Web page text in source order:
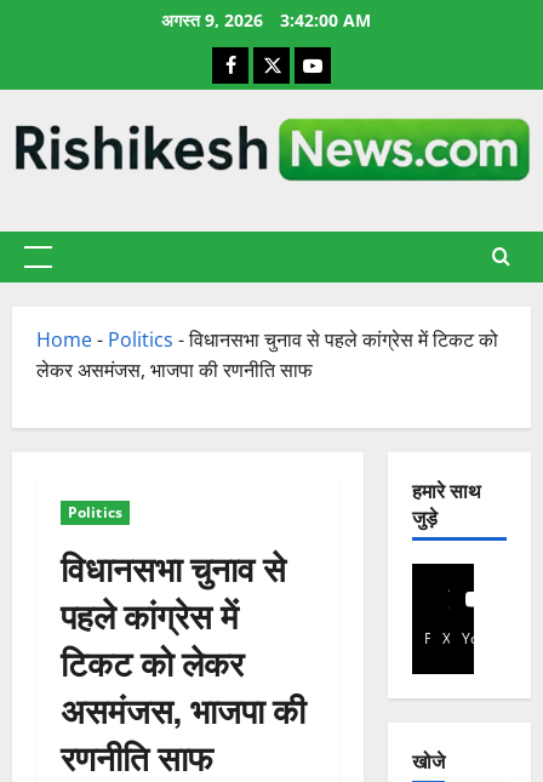
अगस्त 9, 2026 3:42:00 AM
Facebook
X YouTube
प्राथमिक
Home- Politics -विधानसभा चुनाव से पहले कांग्रेस में टिकट को
लेकर असमंजस, भाजपा की रणनीति साफ
Politics
विधानसभा चुनाव से
पहले कांग्रेस में
टिकट को लेकर
असमंजस, भाजपा की
रणनीति साफ
हमारे साथ
जुड़े
Facebook
X YouTube
खोजे